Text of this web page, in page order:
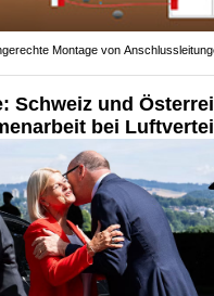
Montage von
Schweiz und
bei